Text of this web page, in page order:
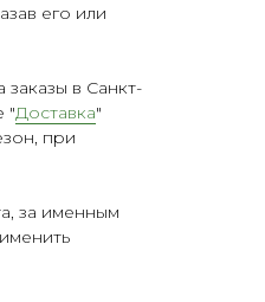
его или
в Санкт-
"Доставка"
при
за именным